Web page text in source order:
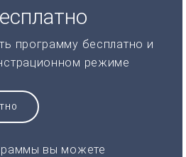
программу бесплатно и
режиме
вы можете